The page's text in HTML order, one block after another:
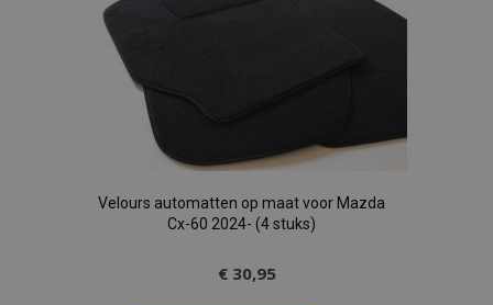
verlanglijst
Velours automatten op maat voor Mazda
Cx-60 2024- (4 stuks)
€ 30,95